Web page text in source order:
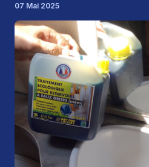
07 Mai 2025